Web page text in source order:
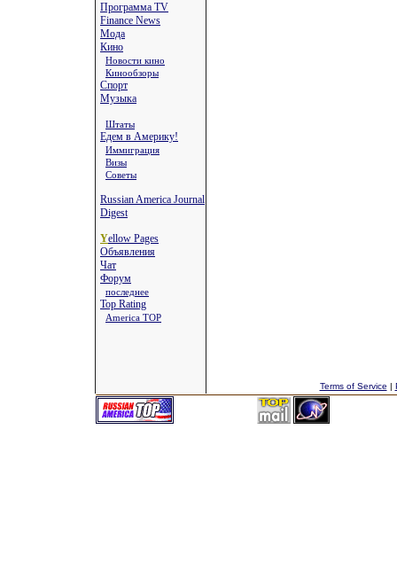
Программа TV
Finance News
Мода
Кино
Новости кино
Кинообзоры
Спорт
Музыка
Штаты
Едем в Америку!
Иммиграция
Визы
Советы
Russian America Journal
Digest
Yellow Pages
Объявления
Чат
Форум
последнее
Top Rating
America TOP
Terms of Service |